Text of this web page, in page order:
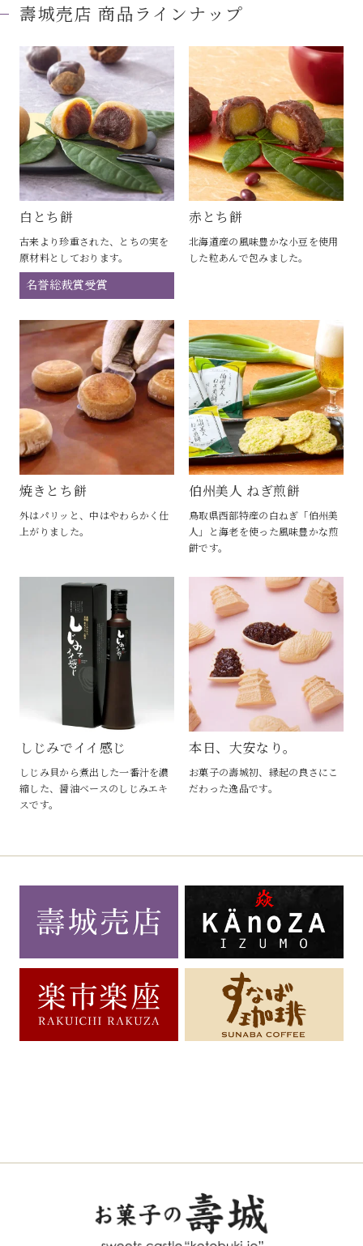
壽城売店 商品ラインナップ
白とち餅
古来より珍重された、とちの実を
原材料としております。
名誉総裁賞受賞
赤とち餅
北海道産の風味豊かな小豆を使用
した粒あんで包みました。
焼きとち餅
外はパリッと、中はやわらかく仕
上がりました。
伯州美人 ねぎ煎餅
鳥取県西部特産の白ねぎ「伯州美
人」と海老を使った風味豊かな煎
餅です。
しじみでイイ感じ
しじみ貝から煮出した一番汁を濃
縮した、醤油ベースのしじみエキ
スです。
本日、大安なり。
お菓子の壽城初、縁起の良さにこ
だわった逸品です。